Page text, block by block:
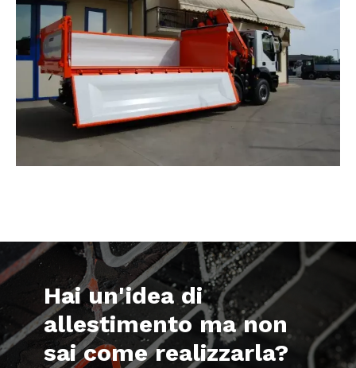
Hai un'idea di
allestimento ma non
sai come realizzarla?